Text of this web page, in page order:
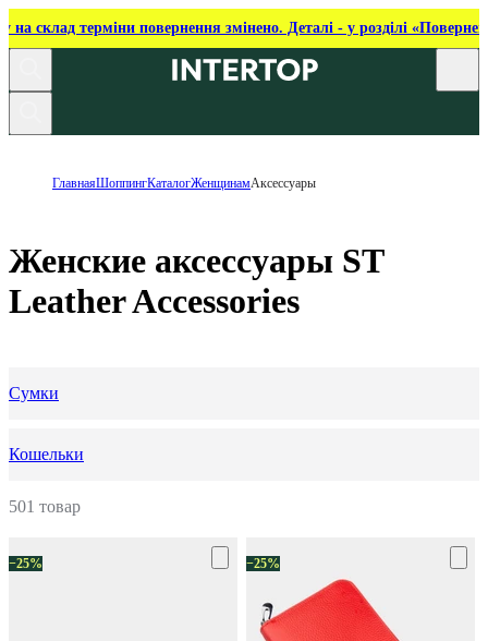
на склад терміни повернення змінено. Деталі - у розділі
ГлавнаяШоппингКаталогЖенщинамАксессуары
Женские аксессуары ST
Leather Accessories
Сумки
Кошельки
501 товар
−25% −25%